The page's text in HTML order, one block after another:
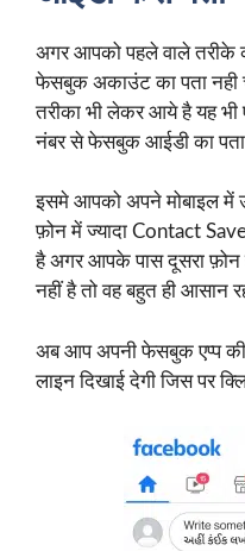
अगर आपको पहले वाले तरीके
फेसबुक अकाउंट का पता नही
तरीका भी लेकर आये है यह
नंबर से फेसबुक आईडी का पता
इसमे आपको अपने मोबाइल
फ़ोन में ज्यादा Contact
है अगर आपके पास दूसरा फ़ोन
नहीं है तो वह बहुत ही आसान
अब आप अपनी फेसबुक एप्प
लाइन दिखाई देगी जिस पर